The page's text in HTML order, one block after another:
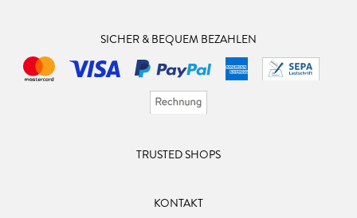
SICHER & BEQUEM BEZAHLEN
TRUSTED SHOPS
KONTAKT